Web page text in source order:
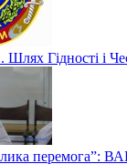
Гідності і
перемога”: